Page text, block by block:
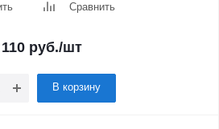
Сравнить
руб./шт
В корзину